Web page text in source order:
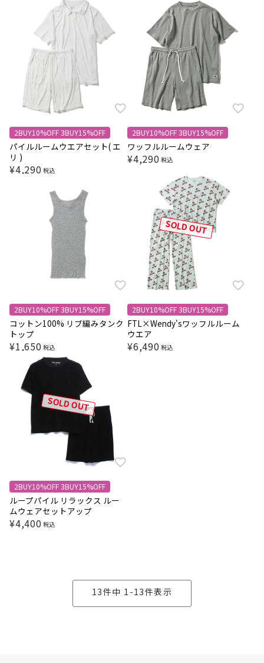
2BUY10%OFF 3BUY15%OFF
パイルルームウエアセット( エ
リ )
¥4,290 税込
2BUY10%OFF 3BUY15%OFF
ワッフルルームウェア
¥4,290 税込
2BUY10%OFF 3BUY15%OFF
コットン100% リブ編みタンク
トップ
¥1,650 税込
SOLD OUT
2BUY10%OFF 3BUY15%OFF
FTL×Wendy'sワッフルルーム
ウエア
¥6,490 税込
SOLD OUT
2BUY10%OFF 3BUY15%OFF
ループパイル リラックス ルー
ムウェアセットアップ
¥4,400 税込
13件中 1 -13件表示